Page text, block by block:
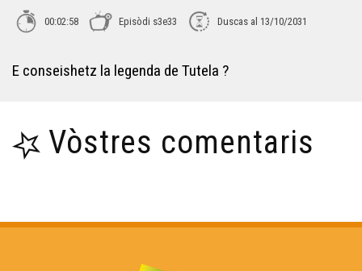
ÒC Kay - La porcelana
ÒC Kay - Briva
00:02:58 Episòdi s3e33 Duscas al 13/10/2031
E conseishetz la legenda de Tutela ?
Vòstres comentaris